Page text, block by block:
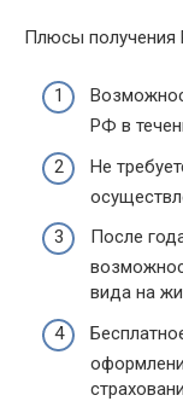
Плюсы получения
РФ в
Не
После
вида на